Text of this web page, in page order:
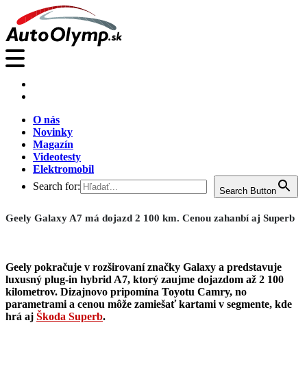
O nás
Novinky
Magazín
Videotesty
Elektromobil
Search for:
Search Button
Geely Galaxy A7 má dojazd 2 100 km. Cenou zahanbí aj Superb
Geely pokračuje v rozširovaní značky Galaxy a predstavuje
luxusný plug-in hybrid A7, ktorý zaujme dojazdom až 2 100
kilometrov. Dizajnovo pripomína Toyotu Camry, no
parametrami a cenou môže zamiešať kartami v segmente, kde
hrá aj Škoda Superb.